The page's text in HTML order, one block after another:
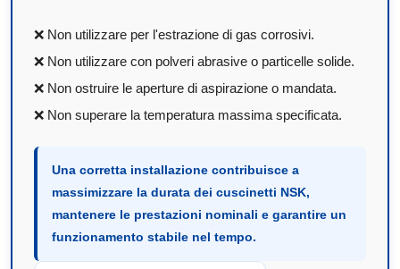
❌ Non utilizzare per l'estrazione di gas corrosivi.
❌ Non utilizzare con polveri abrasive o particelle solide.
❌ Non ostruire le aperture di aspirazione o mandata.
❌ Non superare la temperatura massima specificata.
Una corretta installazione contribuisce a
massimizzare la durata dei cuscinetti NSK,
mantenere le prestazioni nominali e garantire un
funzionamento stabile nel tempo.